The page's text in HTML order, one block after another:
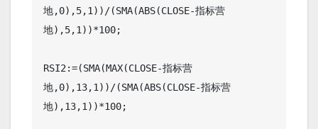
地,0),5,1))/(SMA(ABS(CLOSE-指标营
地),5,1))*100;
RSI2:=(SMA(MAX(CLOSE-指标营
地,0),13,1))/(SMA(ABS(CLOSE-指标营
地),13,1))*100;